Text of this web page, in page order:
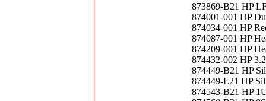
873869-B21 HP
874001-001 HP
874034-001 HP
874087-001 HP
874209-001 HP
874432-002 HP
874449-B21 HP
874449-L21 HP
874543-B21 HP